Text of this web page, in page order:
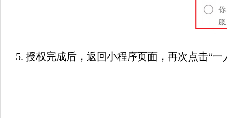
5. 授权完成后，返回小程序页面，再次点击“一